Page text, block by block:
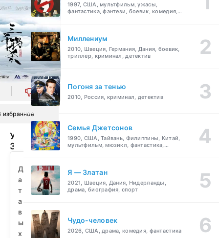
0
избранное
Убийство
3000
(2020)
смотреть
бесплатно
Д
а
т
а
в
ы
х
1997, США, мультфильм, ужасы,
фантастика, фэнтези, боевик, комедия,
Миллениум
2010, Швеция, Германия, Дания, боевик,
триллер, криминал, детектив
Погоня за тенью
2010, Россия, криминал, детектив
Семья Джетсонов
1990, США, Тайвань, Филиппины, Китай,
мультфильм, мюзикл, фантастика,
Я — Златан
2021, Швеция, Дания, Нидерланды,
драма, биография, спорт
Чудо-человек
2026, США, драма, комедия, фантастика